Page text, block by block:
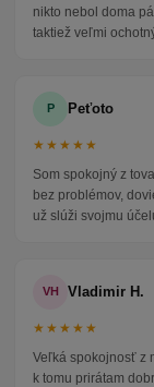
nikto nebol doma
taktiež veľmi
P Peťoto
★★★★★
Som spokojný z
bez problémov,
už slúži svojmu
VH Vladimir H.
★★★★★
Veľká spokojnosť z
k tomu prirátam